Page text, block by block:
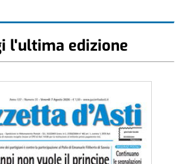
l'ultima edizione